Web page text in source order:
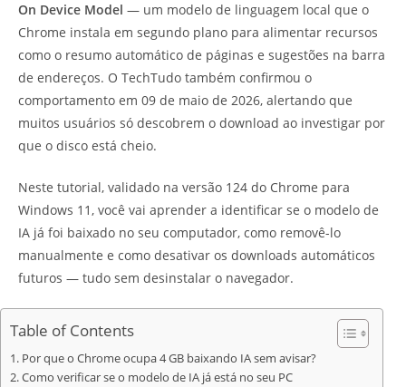
On Device Model — um modelo de linguagem local que o
Chrome instala em segundo plano para alimentar recursos
como o resumo automático de páginas e sugestões na barra
de endereços. O TechTudo também confirmou o
comportamento em 09 de maio de 2026, alertando que
muitos usuários só descobrem o download ao investigar por
que o disco está cheio.
Neste tutorial, validado na versão 124 do Chrome para
Windows 11, você vai aprender a identificar se o modelo de
IA já foi baixado no seu computador, como removê-lo
manualmente e como desativar os downloads automáticos
futuros — tudo sem desinstalar o navegador.
Table of Contents
Por que o Chrome ocupa 4 GB baixando IA sem avisar?
Como verificar se o modelo de IA já está no seu PC